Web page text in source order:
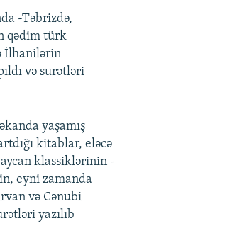
-Təbrizdə,
qədim türk
İlhanilərin
və surətləri
yaşamış
kitablar, eləcə
klassiklərinin -
eyni zamanda
və Cənubi
yazılıb